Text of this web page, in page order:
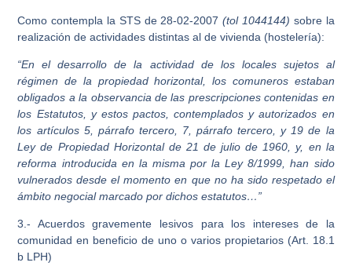
Como contempla la STS de 28-02-2007(tol 1044144) sobre la
realización de actividades distintas al de vivienda (hostelería):
“En el desarrollo de la actividad de los locales sujetos al
régimen de la propiedad horizontal, los comuneros estaban
obligados a la observancia de las prescripciones contenidas en
los Estatutos, y estos pactos, contemplados y autorizados en
los artículos 5, párrafo tercero, 7, párrafo tercero, y 19 de la
Ley de Propiedad Horizontal de 21 de julio de 1960, y, en la
reforma introducida en la misma por la Ley 8/1999, han sido
vulnerados desde el momento en que no ha sido respetado el
ámbito negocial marcado por dichos estatutos…”
3.- Acuerdos gravemente lesivos para los intereses de la
comunidad en beneficio de uno o varios propietarios (Art. 18.1
b LPH)